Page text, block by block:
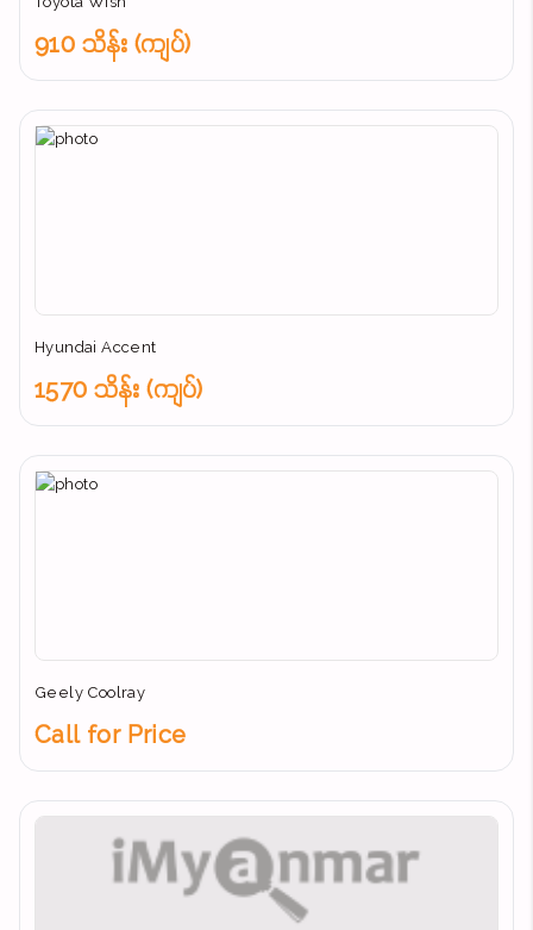
910 သိန်း (ကျပ်)
Hyundai Accent
1570 သိန်း (ကျပ်)
Geely Coolray
Call for Price